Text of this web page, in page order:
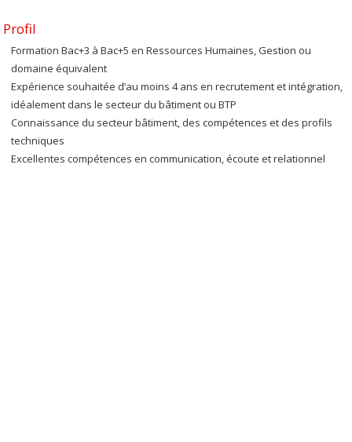
Profil
Formation Bac+3 à Bac+5 en Ressources Humaines, Gestion ou
domaine équivalent
Expérience souhaitée d’au moins 4 ans en recrutement et intégration,
idéalement dans le secteur du bâtiment ou BTP
Connaissance du secteur bâtiment, des compétences et des profils
techniques
Excellentes compétences en communication, écoute et relationnel